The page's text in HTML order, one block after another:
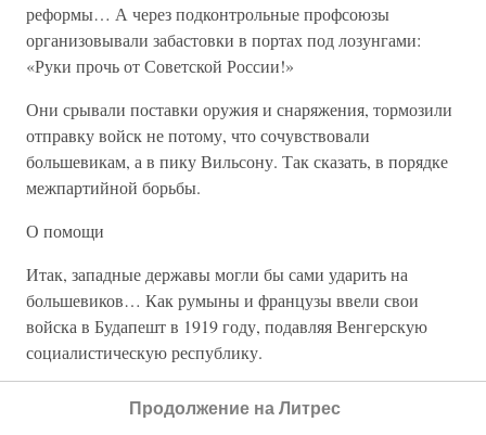
реформы… А через подконтрольные профсоюзы
организовывали забастовки в портах под лозунгами:
«Руки прочь от Советской России!»
Они срывали поставки оружия и снаряжения, тормозили
отправку войск не потому, что сочувствовали
большевикам, а в пику Вильсону. Так сказать, в порядке
межпартийной борьбы.
О помощи
Итак, западные державы могли бы сами ударить на
большевиков… Как румыны и французы ввели свои
войска в Будапешт в 1919 году, подавляя Венгерскую
социалистическую республику.
где накопились бы и окрепли антикоммунистические
Продолжение на Литрес